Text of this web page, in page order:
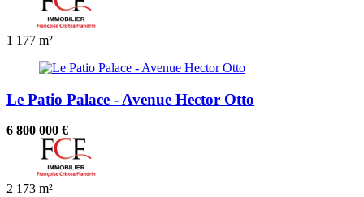
1 177 m²
Le Patio Palace - Avenue Hector Otto
6 800 000 €
2 173 m²